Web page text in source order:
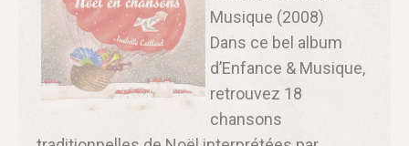
Musique (2008)
Dans ce bel album
d’Enfance & Musique,
retrouvez 18
chansons